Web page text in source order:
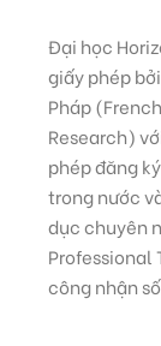
Đại học
giấy phép
Pháp
Research)
phép đăng
trong nước
dục chuyên
Professional
công nhận